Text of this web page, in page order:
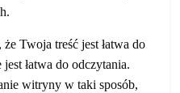
Twoja treść jest łatwa do
łatwa do odczytania.
witryny w taki sposób,